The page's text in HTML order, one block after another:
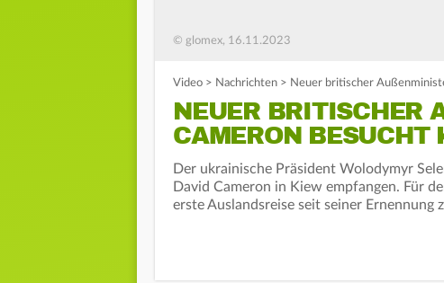
© glomex, 16.11.2023
Video > Nachrichten > Neuer britischer
NEUER BRITISCHER
AMERON BESUCHT
Der ukrainische Präsident Wolodymyr
David Cameron in Kiew empfangen. Für
erste Auslandsreise seit seiner